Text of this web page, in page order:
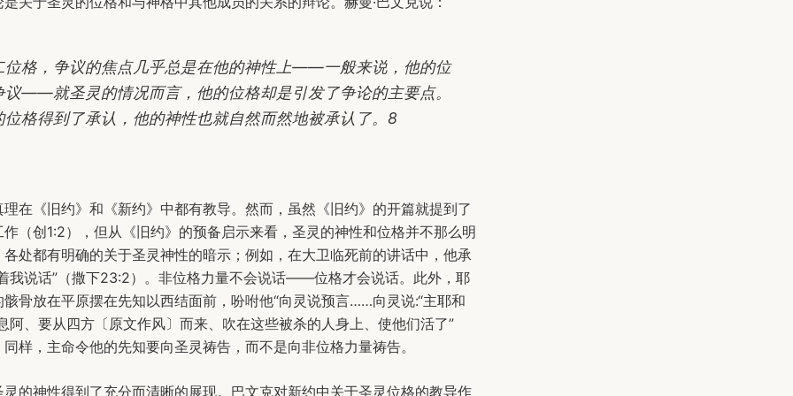
位格，争议的焦点几乎总是在他的神性上——一般来说，他的位
议——就圣灵的情况而言，他的位格却是引发了争论的主要点。
位格得到了承认，他的神性也就自然而然地被承认了。8
在《旧约》和《新约》中都有教导。然而，虽然《旧约》的开篇就提到了
（创1:2），但从《旧约》的预备启示来看，圣灵的神性和位格并不那么明
处都有明确的关于圣灵神性的暗示；例如，在大卫临死前的讲话中，他承
我说话”（撒下23:2）。非位格力量不会说话——位格才会说话。此外，耶
骨放在平原摆在先知以西结面前，吩咐他“向灵说预言……向灵说:“主耶和
阿、要从四方〔原文作风〕而来、吹在这些被杀的人身上、使他们活了”
样，主命令他的先知要向圣灵祷告，而不是向非位格力量祷告。
的神性得到了充分而清晰的展现。巴文克对新约中关于圣灵位格的教导作